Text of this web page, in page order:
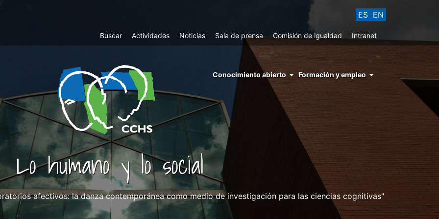
ES EN
Top
Buscar Actividades Noticias Sala de prensa Comisión de igualdad Intranet
menu
conocimiento
abierto
Conocimiento abierto Formación y empleo
Lo humano y lo social
afectivos: la danza contemporánea como medio de investigación para las ciencias cognitivas"